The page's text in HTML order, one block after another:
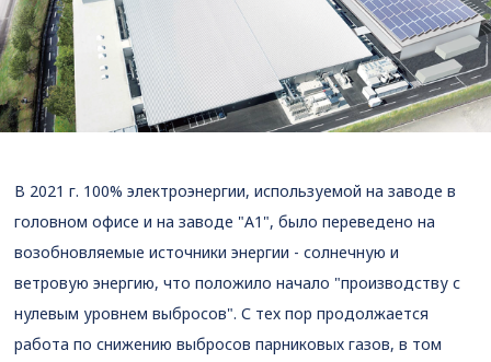
В 2021 г. 100% электроэнергии, используемой на заводе в
головном офисе и на заводе "А1", было переведено на
возобновляемые источники энергии - солнечную и
ветровую энергию, что положило начало "производству с
нулевым уровнем выбросов". С тех пор продолжается
работа по снижению выбросов парниковых газов, в том